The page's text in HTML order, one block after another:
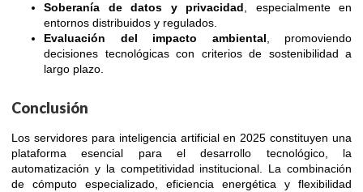
Soberanía de datos y privacidad, especialmente en
entornos distribuidos y regulados.
Evaluación del impacto ambiental, promoviendo
decisiones tecnológicas con criterios de sostenibilidad a
largo plazo.
Conclusión
Los servidores para inteligencia artificial en 2025 constituyen una
plataforma esencial para el desarrollo tecnológico, la
automatización y la competitividad institucional. La combinación
de cómputo especializado, eficiencia energética y flexibilidad